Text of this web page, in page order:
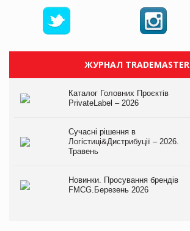
ЖУРНАЛ TRADEMASTER
Каталог Головних Проєктів
PrivateLabel – 2026
Сучасні рішення в
Логістиці&Дистрибуції – 2026.
Травень
Новинки. Просування брендів
FMCG.Березень 2026